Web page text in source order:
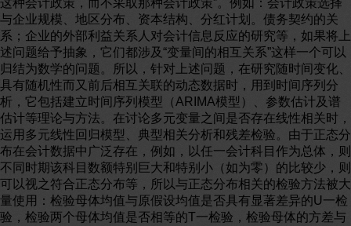
这种会计政策，而不采取那种会计政策”。例如：会计政策选择
与企业规模、地区分布、资本结构、分红计划。债务契约的关
系；企业的外部利益关系人对会计信息反应的研究等，如果将上
述问题给予抽象，它们都涉及“变量间的相互关系”这样一个可以
归结为数学的问题。所以，针对上述问题，在研究随时间变化、
具有随机性而又前后相互关联的动态数据时，用到时间序列分
析，它包括建立时间序列模型（ARIMA模型）、参数估计及谱
估计等理论与方法。在讨论多元变量之间是否存在线性相关时，
运用多元线性回归模型、典型相关分析和残差检验。由于正态分
布在会计数据中广泛存在，例如，以任一会计科目作为总体，则
不同时期该科目数额特别巨大和特别小（如为零）的比较少，则
可以视之符合正态分布等，所以与正态分布相关的检验方法被大
量使用：检验母体均值与原假设均值是否具有显著差异的U一检
验，检验两个母体均值是否相等的T一检验，检验母体的方差与